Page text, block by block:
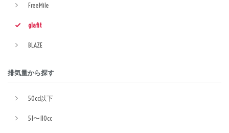
FreeMile
glafit
BLAZE
排気量から探す
50cc以下
51〜110cc